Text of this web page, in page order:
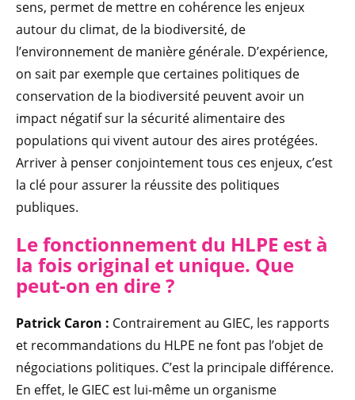
sens, permet de mettre en cohérence les enjeux
autour du climat, de la biodiversité, de
l’environnement de manière générale. D’expérience,
on sait par exemple que certaines politiques de
conservation de la biodiversité peuvent avoir un
impact négatif sur la sécurité alimentaire des
populations qui vivent autour des aires protégées.
Arriver à penser conjointement tous ces enjeux, c’est
la clé pour assurer la réussite des politiques
publiques.
Le fonctionnement du HLPE est à
la fois original et unique. Que
peut-on en dire ?
Patrick Caron : Contrairement au GIEC, les rapports
et recommandations du HLPE ne font pas l’objet de
négociations politiques. C’est la principale différence.
En effet, le GIEC est lui-même un organisme